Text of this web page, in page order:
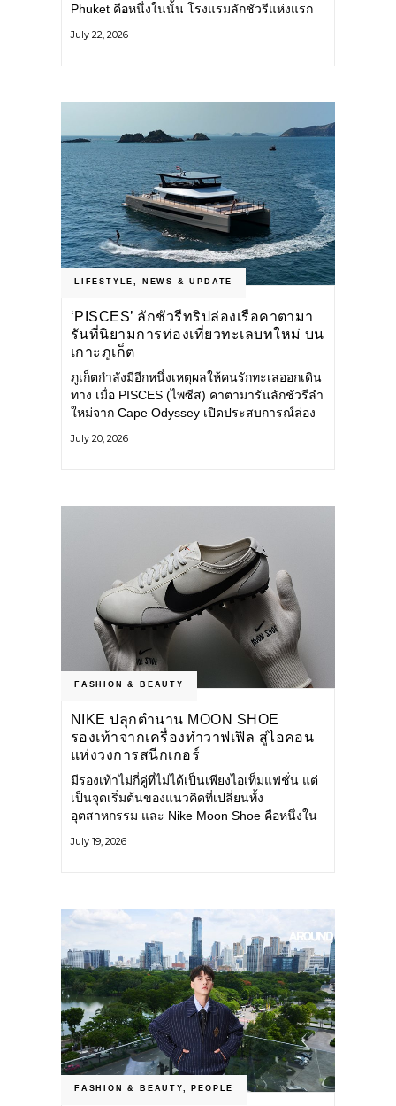
Phuket คือหนึ่งในนั้น โรงแรมลักชัวรีแห่งแรก
แหลมพันวา ทางตะวันออกเฉียงใต้ของเกาะ
July 22, 2026
LIFESTYLE NEWS & UPDATE
‘PISCES’ ลักชัวรีทริปล่องเรือคาตามา
รันที่นิยามการท่องเที่ยวทะเลบทใหม่ บน
เกาะภูเก็ต
ภูเก็ตกำลังมีอีกหนึ่งเหตุผลให้คนรักทะเลออกเดิน
ทาง เมื่อ PISCES (ไพซีส) คาตามารันลักชัวรีลำ
ใหม่จาก Cape Odyssey เปิดประสบการณ์ล่อง
ไป ผสานความสะดวกสบายแบบโรงแรมระดับ
July 20, 2026
FASHION & BEAUTY
NIKE ปลุกตำนาน MOON SHOE
รองเท้าจากเครื่องทำวาฟเฟิล สู่ไอคอน
แห่งวงการสนีกเกอร์
มีรองเท้าไม่กี่คู่ที่ไม่ได้เป็นเพียงไอเท็มแฟชั่น แต่
เป็นจุดเริ่มต้นของแนวคิดที่เปลี่ยนทั้ง
อุตสาหกรรม และ Nike Moon Shoe คือหนึ่งใน
ศตวรรษก่อน กำลังกลับมาอีกครั้ง พร้อมพาเรื่อง
July 19, 2026
FASHION & BEAUTY PEOPLE